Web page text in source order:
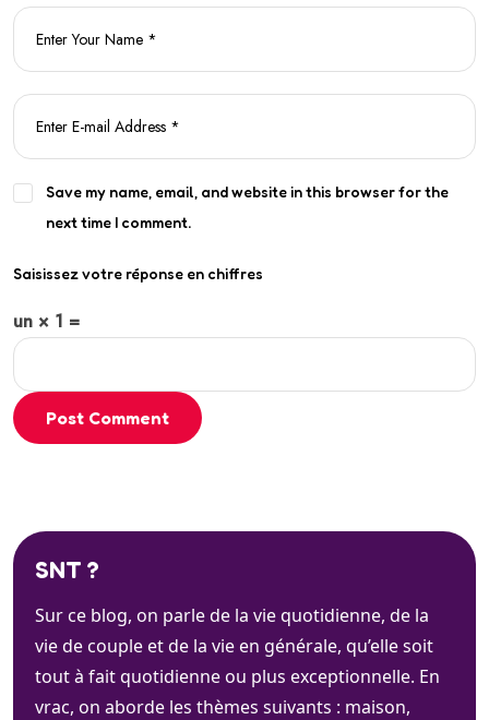
Save my name, email, and website in this browser for the
next time I comment.
Saisissez votre réponse en chiffres
un × 1 =
Post Comment
SNT ?
Sur ce blog, on parle de la vie quotidienne, de la
vie de couple et de la vie en générale, qu’elle soit
tout à fait quotidienne ou plus exceptionnelle. En
vrac, on aborde les thèmes suivants : maison,